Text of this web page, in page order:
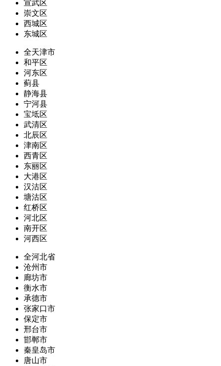
宣武区
崇文区
西城区
东城区
全天津市
和平区
河东区
蓟县
静海县
宁河县
宝坻区
武清区
北辰区
津南区
西青区
东丽区
大港区
汉沽区
塘沽区
红桥区
河北区
南开区
河西区
全河北省
沧州市
廊坊市
衡水市
承德市
张家口市
保定市
邢台市
邯郸市
秦皇岛市
唐山市